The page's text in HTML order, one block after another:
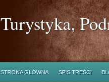
Turystyka,
STRONA GŁÓWNA SPIS TREŚCI